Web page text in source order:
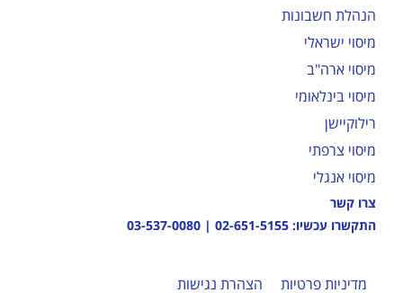
הנהלת חשבונות
מיסוי ישראלי
מיסוי ארה"ב
מיסוי בינלאומי
רילוקיישן
מיסוי צרפתי
מיסוי אנגלי
צרו קשר
התקשרו עכשיו: 02-651-5155
|
03-537-0080
מדיניות פרטיות הצהרת נגישות